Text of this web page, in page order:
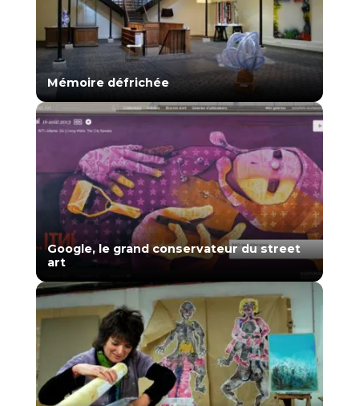
Mémoire défrichée
Google, le grand conservateur du street
art